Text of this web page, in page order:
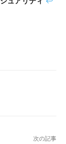
次の記事